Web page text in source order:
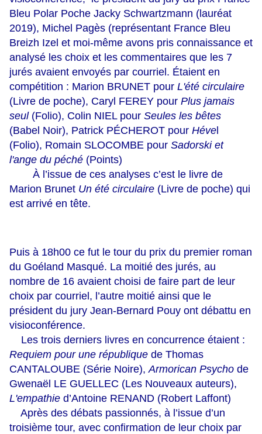
Bleu Polar Poche Jacky Schwartzmann (lauréat
2019), Michel Pagès (représentant France Bleu
Breizh Izel et moi-même avons pris connaissance et
analysé les choix et les commentaires que les 7
jurés avaient envoyés par courriel. Étaient en
compétition : Marion BRUNET pour L'été circulaire
(Livre de poche), Caryl FEREY pour Plus jamais
seul(Folio), Colin NIEL pour Seules les bêtes
(Babel Noir), Patrick PÉCHEROT pour Hével
(Folio), Romain SLOCOMBE pour Sadorski et
l'ange du péché (Points)
À l’issue de ces analyses c’est le livre de
Marion Brunet Un été circulaire (Livre de poche) qui
est arrivé en tête.
Puis à 18h00 ce fut le tour du prix du premier roman
du Goéland Masqué. La moitié des jurés, au
nombre de 16 avaient choisi de faire part de leur
choix par courriel, l’autre moitié ainsi que le
président du jury Jean-Bernard Pouy ont débattu en
visioconférence.
Les trois derniers livres en concurrence étaient :
Requiem pour une république de Thomas
CANTALOUBE (Série Noire), Armorican Psycho de
Gwenaël LE GUELLEC (Les Nouveaux auteurs),
L'empathie d’Antoine RENAND (Robert Laffont)
Après des débats passionnés, à l’issue d’un
troisième tour, avec confirmation de leur choix par